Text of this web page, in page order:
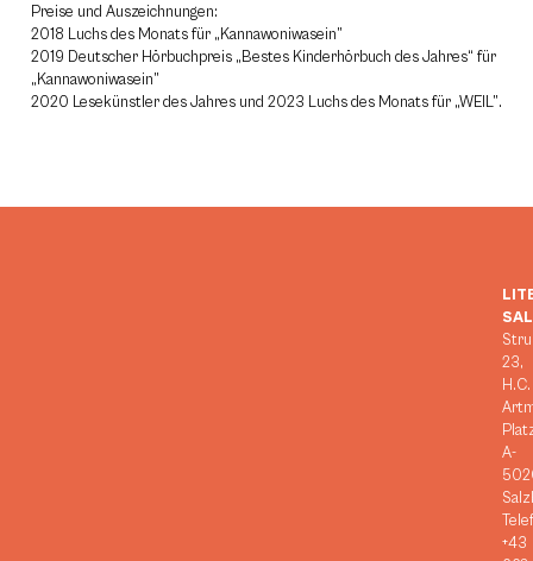
Preise und Auszeichnungen:
2018 Luchs des Monats für „Kannawoniwasein”
2019 Deutscher Hörbuchpreis „Bestes Kinderhörbuch des Jahres“ für
„Kannawoniwasein”
2020 Lesekünstler des Jahres und 2023 Luchs des Monats für „WEIL”.
23,
H.C.
A-
+43